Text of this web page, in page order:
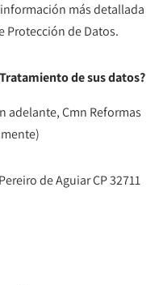
más detallada
Protección de Datos.
de sus datos?
adelante, Cmn Reformas
de Aguiar CP 32711